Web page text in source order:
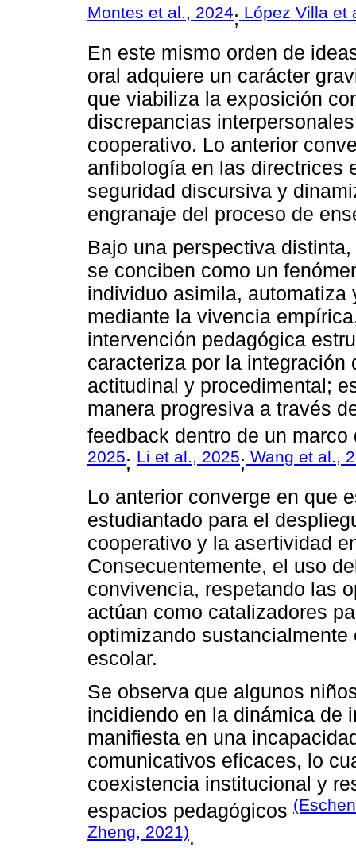
Montes et al., 2024; López Villa et
En este mismo orden de
oral adquiere un carácter
que viabiliza la exposición
discrepancias
cooperativo. Lo anterior
anfibología en las directrices
seguridad discursiva y
engranaje del proceso de
Bajo una perspectiva
se conciben como un
individuo asimila,
mediante la vivencia
intervención pedagógica
caracteriza por la
actitudinal y procedimental;
manera progresiva a través
feedback dentro de un
2025; Li et al., 2025; Wang et al.,
Lo anterior converge en que
estudiantado para el
cooperativo y la asertividad
Consecuentemente, el uso
convivencia, respetando las
actúan como catalizadores
optimizando
escolar.
Se observa que algunos
incidiendo en la dinámica de
manifiesta en una
comunicativos eficaces, lo
coexistencia institucional y
espacios pedagógicos
Zheng, 2021).